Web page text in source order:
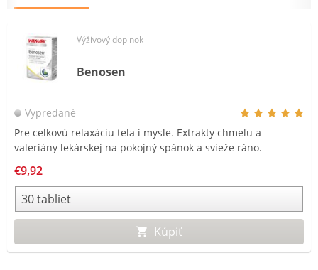
Výživový doplnok
Benosen
Vypredané
Pre celkovú relaxáciu tela i mysle. Extrakty chmeľu a
valeriány lekárskej na pokojný spánok a svieže ráno.
€9,92
Kúpiť